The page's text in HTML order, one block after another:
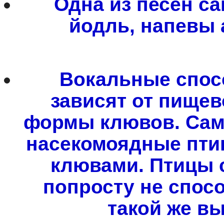
Одна из песен
йодль, напевы
Вокальные
зависят от
формы клювов.
насекомоядные
клювами. Птицы
попросту не
такой же